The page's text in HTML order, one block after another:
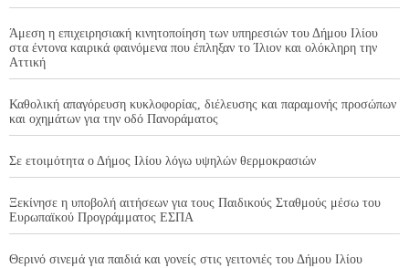
Άμεση η επιχειρησιακή κινητοποίηση των υπηρεσιών του Δήμου Ιλίου
στα έντονα καιρικά φαινόμενα που έπληξαν το Ίλιον και ολόκληρη την
Αττική
Καθολική απαγόρευση κυκλοφορίας, διέλευσης και παραμονής προσώπων
και οχημάτων για την οδό Πανοράματος
Σε ετοιμότητα ο Δήμος Ιλίου λόγω υψηλών θερμοκρασιών
Ξεκίνησε η υποβολή αιτήσεων για τους Παιδικούς Σταθμούς μέσω του
Ευρωπαϊκού Προγράμματος ΕΣΠΑ
Θερινό σινεμά για παιδιά και γονείς στις γειτονιές του Δήμου Ιλίου